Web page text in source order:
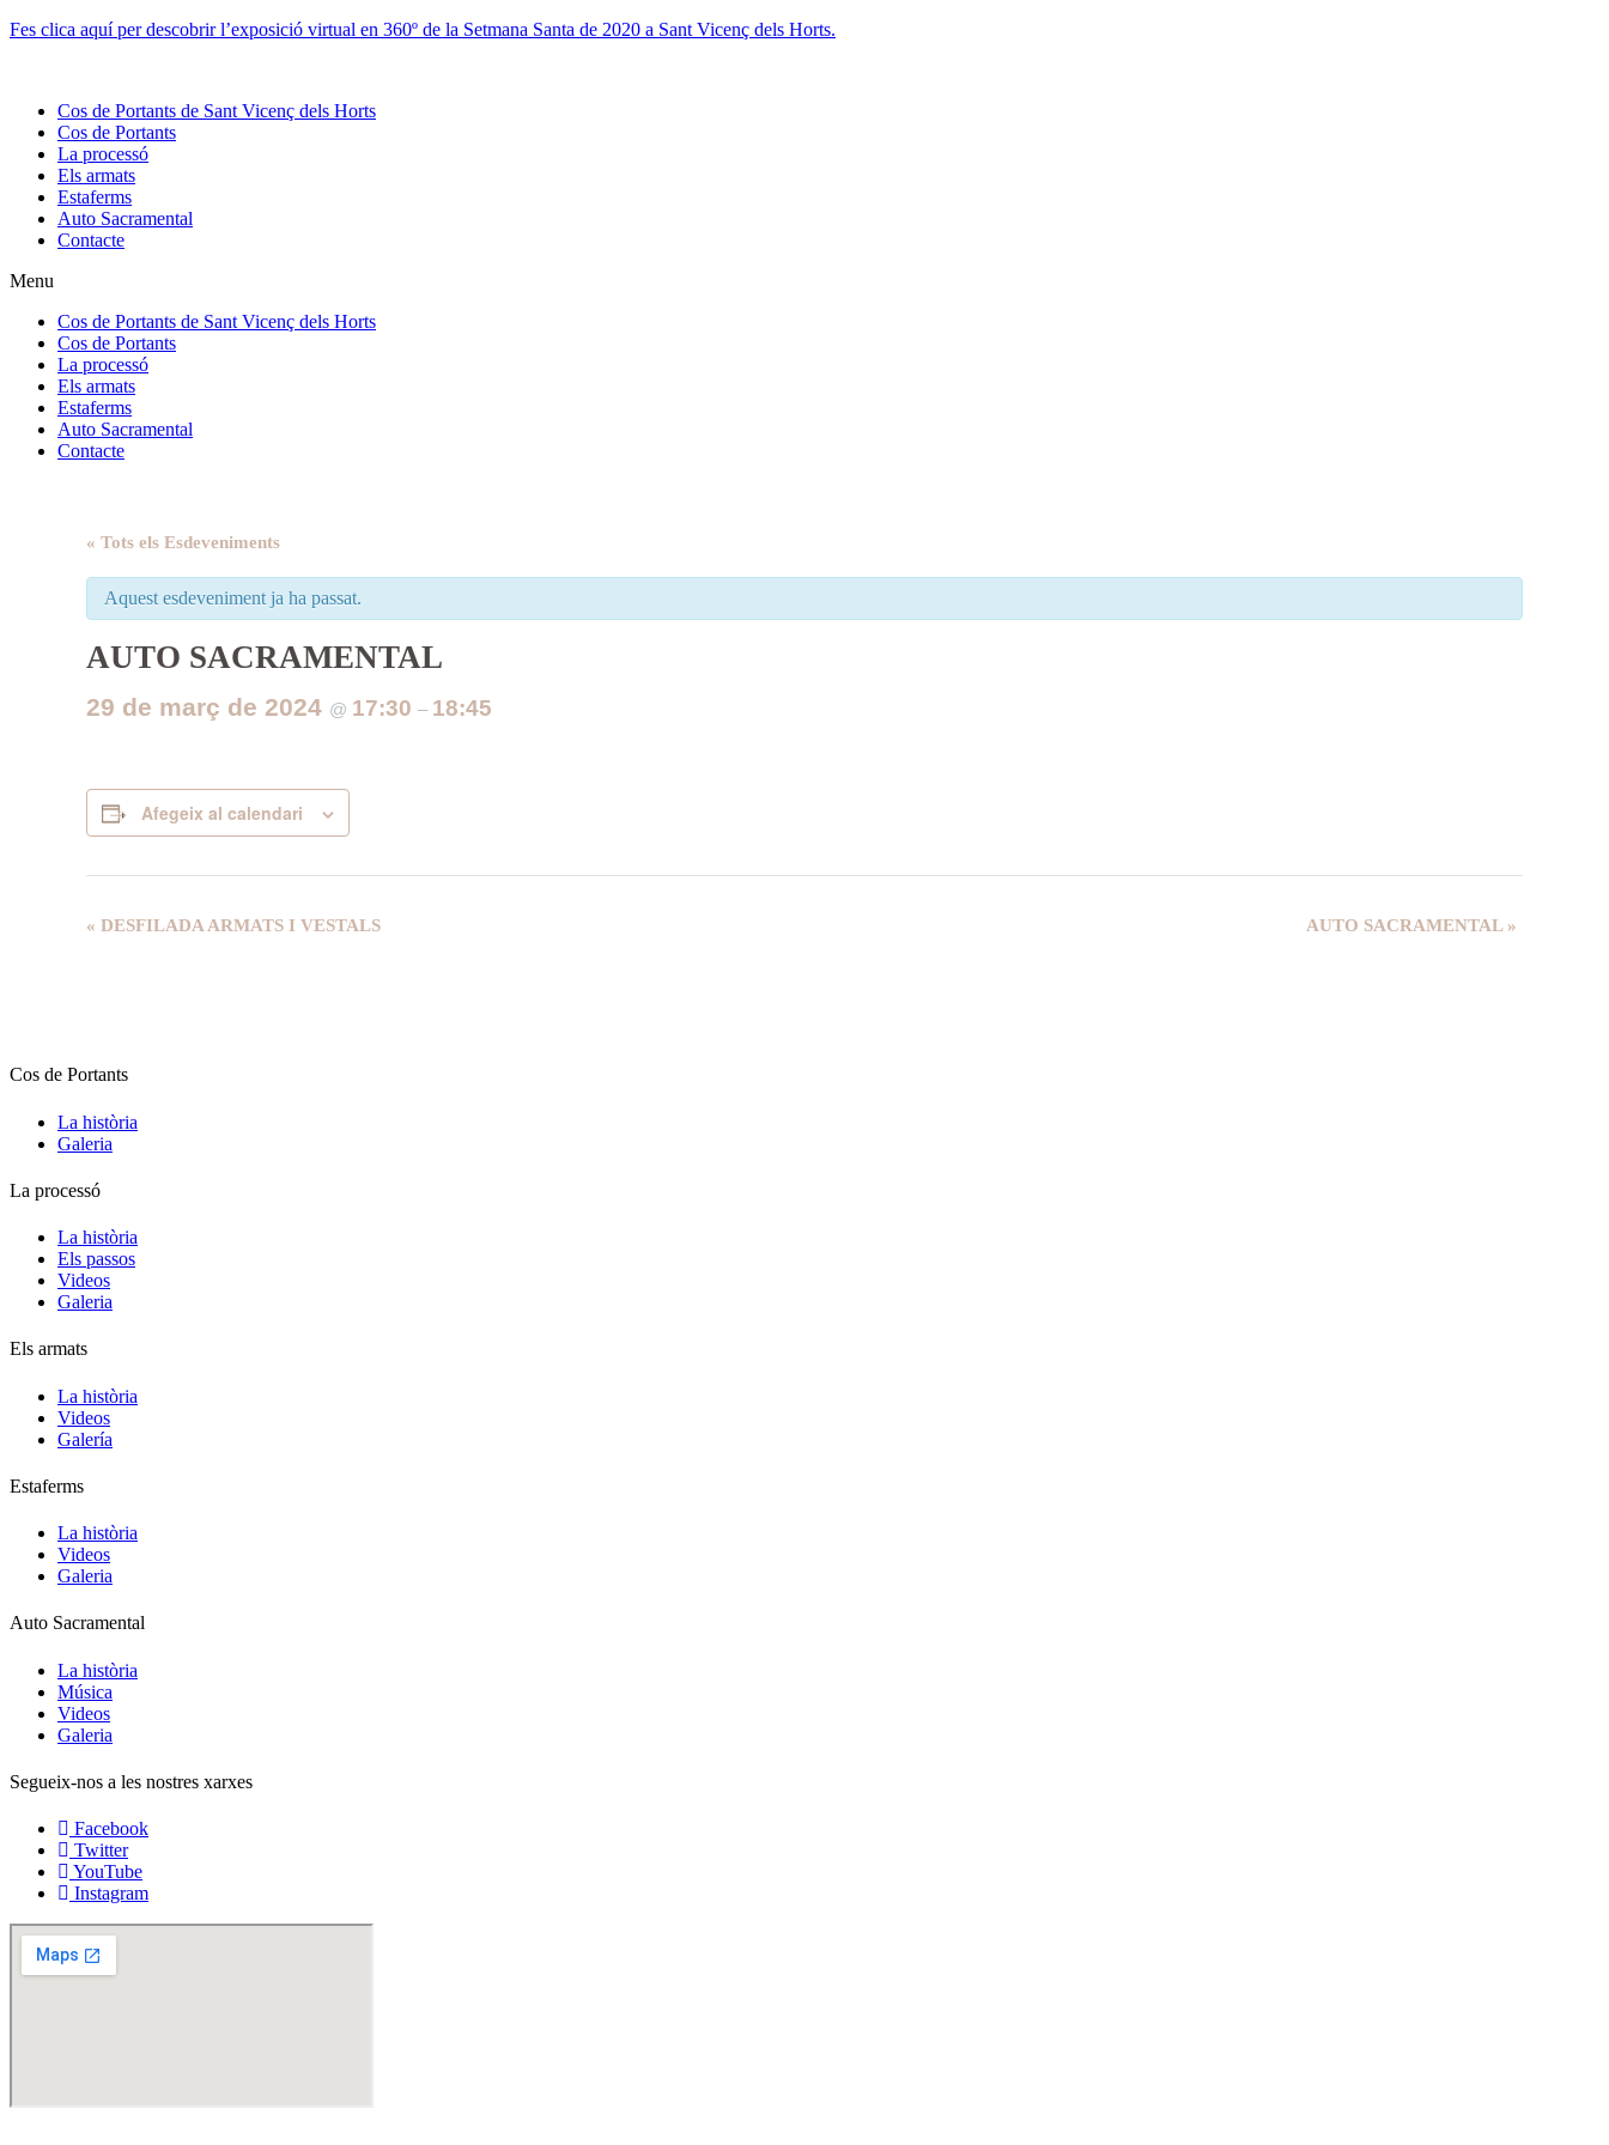
Vés
Fes clica aquí per descobrir l’exposició virtual en 360º de la Setmana Santa de 2020 a Sant Vicenç dels Horts.
Cos de Portants de Sant Vicenç dels Horts
Cos de Portants
La processó
Els armats
Estaferms
Auto Sacramental
Contacte
Menu
Cos de Portants de Sant Vicenç dels Horts
Cos de Portants
La processó
Els armats
Estaferms
Auto Sacramental
Contacte
« Tots els Esdeveniments
Aquest esdeveniment ja ha passat.
AUTO SACRAMENTAL
29 de març de 2024 @ 17:30 – 18:45
Afegeix al calendari
Navegació
« DESFILADA ARMATS I VESTALS AUTO SACRAMENTAL »
Cos de Portants
La història
Galeria
La processó
La història
Els passos
Videos
Galeria
Els armats
La història
Videos
Galería
Estaferms
La història
Videos
Galeria
Auto Sacramental
La història
Música
Videos
Galeria
Segueix-nos a les nostres xarxes
Facebook
Twitter
YouTube
Instagram